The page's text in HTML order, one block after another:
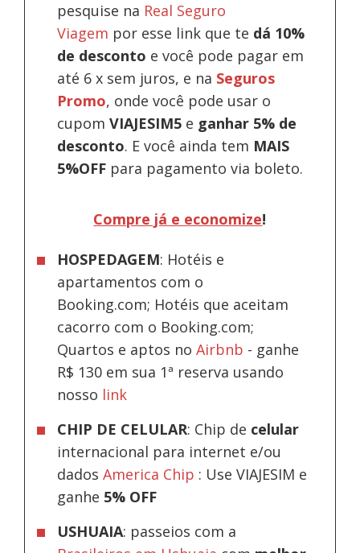
pesquise na Real Seguro
Viagem por esse link que te dá 10%
de desconto e você pode pagar em
até 6 x sem juros, e na Seguros
Promo, onde você pode usar o
cupomVIAJESIM5 e ganhar 5% de
desconto. E você ainda tem MAIS
5%OFF para pagamento via boleto.
Compre já e economize!
HOSPEDAGEM: Hotéis e
apartamentos com o
Booking.com; Hotéis que aceitam
cacorro com o Booking.com;
Quartos e aptos noAirbnb - ganhe
R$ 130 em sua 1ª reserva usando
nosso link
CHIP DE CELULAR: Chip de celular
internacional para internet e/ou
dadosAmerica Chip : Use VIAJESIM e
ganhe 5% OFF
USHUAIA: passeios com a